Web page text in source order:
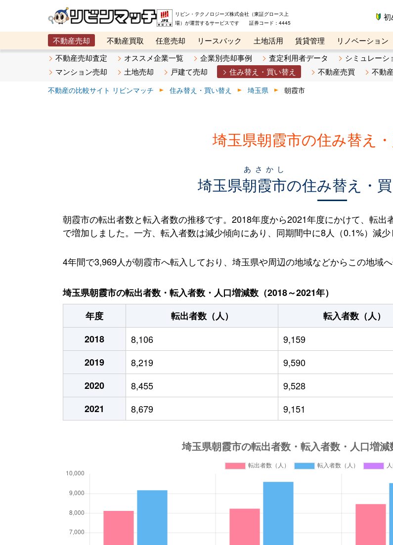
リビン・テクノロジーズ株式会社（東証グロース上
場）が運営するサービスです 証券コード：4445
初
不動産売却 不動産買取 任意売却 リースバック 土地活用 賃貸管理 リノベーション
メタ住宅展示場
ベスト不動産カンパニー オンライン講座 リビンマガジンBiz 不動産売却ご
不動産売却査定 オススメ企業一覧 企業別売却事例 査定利用者データ
シミュレーシ
マンション売却
土地売却 戸建て売却 住み替え・買い替え 不動産売買 不動
不動産の比較サイト リビンマッチ 住み替え・買い替え 埼玉県 朝霞市
埼玉県朝霞市の住み替え
埼玉県朝霞市
あさかし
の住み替え・
朝霞市の転出者数と転入者数の推移です。2018年度から2021年度にかけて、転
で増加しました。一方、転入者数は減少傾向にあり、同期間中に8人（0.1%）減少
4年間で3,969人が朝霞市へ転入しており、埼玉県や周辺の地域などからこの地域
埼玉県朝霞市の転出者数・転入者数・人口増減数（2018～2021年）
年度
転出者数（人） 転入者数（人）
2018
8,106 9,159
2019
8,219 9,590
2020
8,455 9,528
2021
8,679 9,151